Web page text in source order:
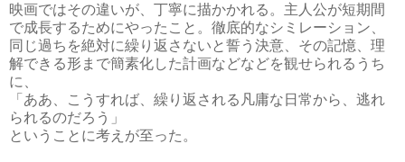
映画ではその違いが、丁寧に描かかれる。主人公が短期間
で成長するためにやったこと。徹底的なシミレーション、
同じ過ちを絶対に繰り返さないと誓う決意、その記憶、理
解できる形まで簡素化した計画などなどを観せられるうち
に、
「ああ、こうすれば、繰り返される凡庸な日常から、逃れ
られるのだろう」
ということに考えが至った。